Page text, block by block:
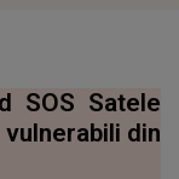
SOS Satele
din